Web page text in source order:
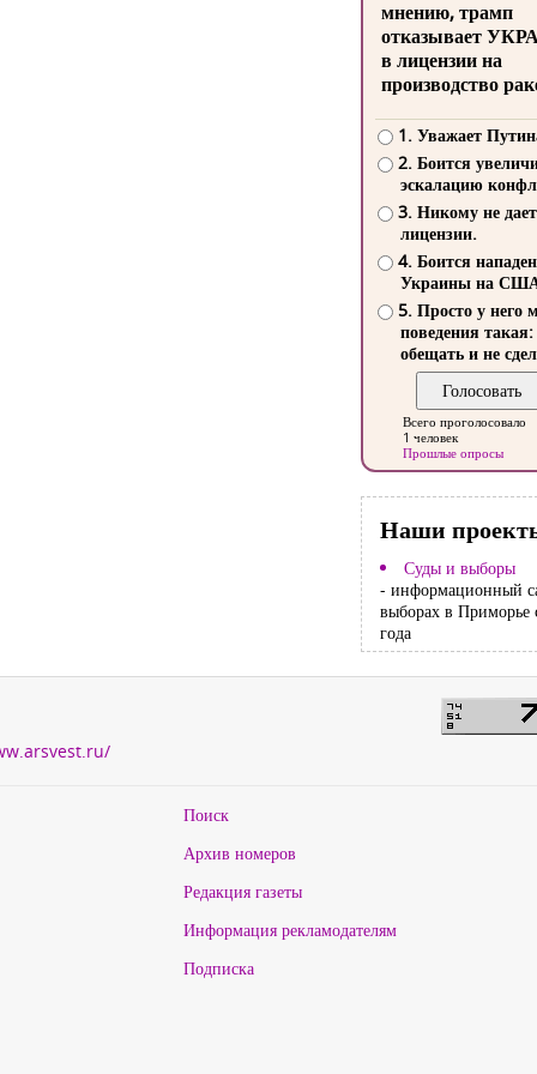
мнению, трамп
отказывает
в лицензии на
производство
1. Уважает
2. Боится
эскалацию
3. Никому не
лицензии.
4. Боится
Украины на
5. Просто у него
поведения такая:
обещать и не
Всего проголосовало
1 человек
Прошлые опросы
Наши
Суды и выборы
- информационный
выборах в Приморье
года
Поиск
Архив номеров
Редакция газеты
Информация рекламодателям
Подписка